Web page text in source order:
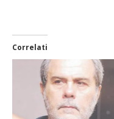
Correlati